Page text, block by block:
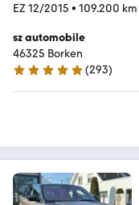
EZ 12/2015 • 109.200 km
sz automobile
46325 Borken
4.9 Sterne
(293)